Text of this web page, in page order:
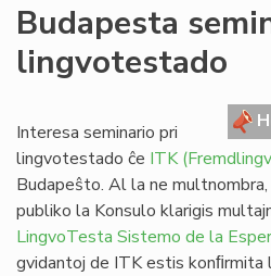
Budapesta
lingvotestado
Interesa seminario pri
lingvotestado ĉe ITK
Budapeŝto. Al la ne
publiko la Konsulo klarigis
LingvoTesta Sistemo de la
gvidantoj de ITK estis